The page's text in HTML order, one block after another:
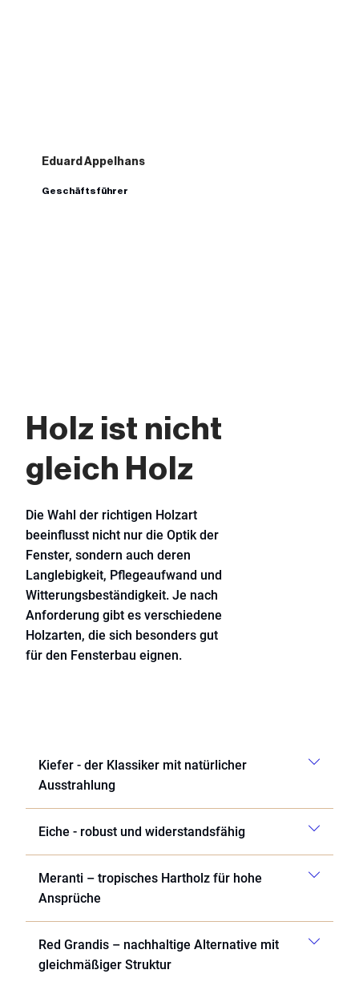
Eduard Appelhans
Geschäftsführer
Holz ist nicht
gleich Holz
Die Wahl der richtigen Holzart
beeinflusst nicht nur die Optik der
Fenster, sondern auch deren
Langlebigkeit, Pflegeaufwand und
Witterungsbeständigkeit. Je nach
Anforderung gibt es verschiedene
Holzarten, die sich besonders gut
für den Fensterbau eignen.
Kiefer - der Klassiker mit natürlicher
Ausstrahlung
Eiche - robust und widerstandsfähig
Meranti – tropisches Hartholz für hohe
Ansprüche
Red Grandis – nachhaltige Alternative mit
gleichmäßiger Struktur